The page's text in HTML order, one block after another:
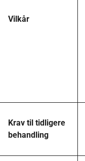
Vilkår
Krav til tidligere
behandling